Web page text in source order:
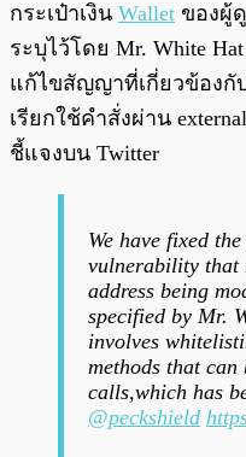
กระเป๋าเงิน Wallet ของผู้
ระบุไว้โดย Mr. White
แก้ไขสัญญาที่เกี่ยวข้องกั
เรียกใช้คำสั่งผ่าน
ชี้แจงบน Twitter
We have fixed
vulnerability that
address being
specified by Mr.
involves
methods that
calls,which has
@peckshield